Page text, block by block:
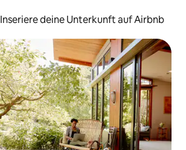
Inseriere deine Unterkunft auf Airbnb